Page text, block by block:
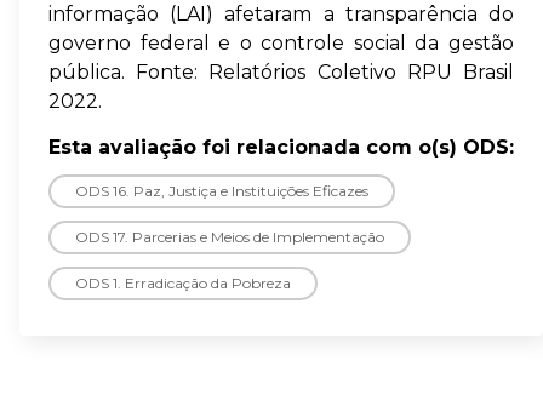
informação (LAI) afetaram a transparência do
governo federal e o controle social da gestão
pública. Fonte: Relatórios Coletivo RPU Brasil
2022.
Esta avaliação foi relacionada com o(s) ODS:
ODS 16. Paz, Justiça e Instituições Eficazes
ODS 17. Parcerias e Meios de Implementação
ODS 1. Erradicação da Pobreza